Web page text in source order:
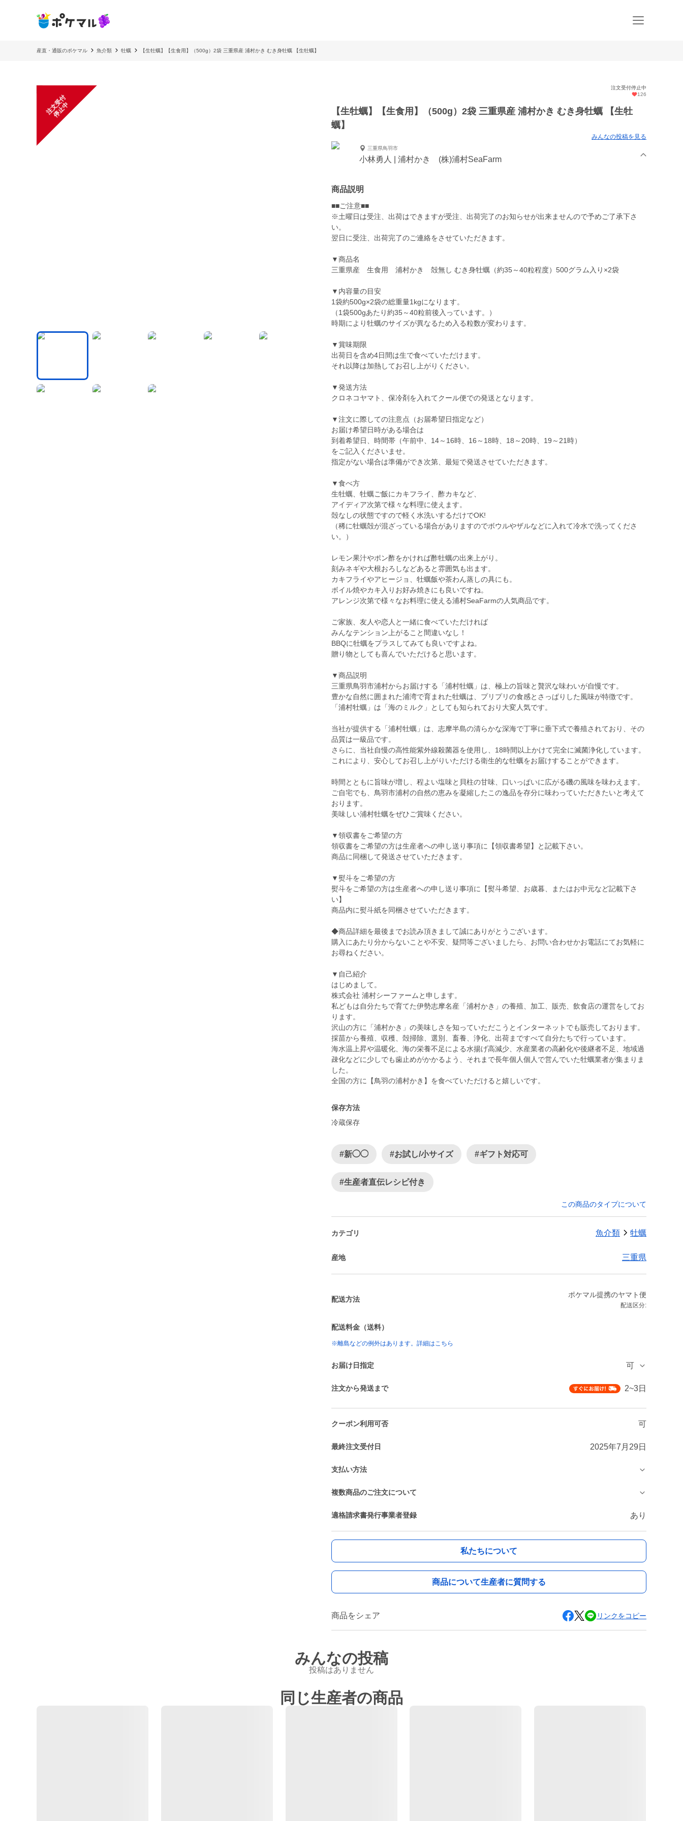
産直・通販のポケマル 魚介類 牡蠣 【生牡蠣】【生食用】（500g）2袋 三重県産 浦村かき むき身牡蠣 【生牡蠣】
注
文
受
付
停
止
中
注文受付停止中
126
【生牡蠣】【生食用】（500g）2袋 三重県産 浦村かき むき身牡蠣 【生牡
蠣】
みんなの投稿を見る
三重県鳥羽市
小林勇人 | 浦村かき (株)浦村SeaFarm
商品説明
■■ご注意■■
※土曜日は受注、出荷はできますが受注、出荷完了のお知らせが出来ませんので予めご了承下さ
い。
翌日に受注、出荷完了のご連絡をさせていただきます。
▼商品名
三重県産 生食用 浦村かき 殻無し むき身牡蠣（約35～40粒程度）500グラム入り×2袋
▼内容量の目安
1袋約500g×2袋の総重量1kgになります。
（1袋500gあたり約35～40粒前後入っています。）
時期により牡蠣のサイズが異なるため入る粒数が変わります。
▼賞味期限
出荷日を含め4日間は生で食べていただけます。
それ以降は加熱してお召し上がりください。
▼発送方法
クロネコヤマト、保冷剤を入れてクール便での発送となります。
▼注文に際しての注意点（お届希望日指定など）
お届け希望日時がある場合は
到着希望日、時間帯（午前中、14～16時、16～18時、18～20時、19～21時）
をご記入くださいませ。
指定がない場合は準備ができ次第、最短で発送させていただきます。
▼食べ方
生牡蠣、牡蠣ご飯にカキフライ、酢カキなど、
アイディア次第で様々な料理に使えます。
殻なしの状態ですので軽く水洗いするだけでOK!
（稀に牡蠣殻が混ざっている場合がありますのでボウルやザルなどに入れて冷水で洗ってくださ
い。）
レモン果汁やポン酢をかければ酢牡蠣の出来上がり。
刻みネギや大根おろしなどあると雰囲気も出ます。
カキフライやアヒージョ、牡蠣飯や茶わん蒸しの具にも。
ボイル焼やカキ入りお好み焼きにも良いですね。
アレンジ次第で様々なお料理に使える浦村SeaFarmの人気商品です。
ご家族、友人や恋人と一緒に食べていただければ
みんなテンション上がること間違いなし！
BBQに牡蠣をプラスしてみても良いですよね。
贈り物としても喜んでいただけると思います。
▼商品説明
三重県鳥羽市浦村からお届けする「浦村牡蠣」は、極上の旨味と贅沢な味わいが自慢です。
豊かな自然に囲まれた浦湾で育まれた牡蠣は、プリプリの食感とさっぱりした風味が特徴です。
「浦村牡蠣」は「海のミルク」としても知られており大変人気です。
当社が提供する「浦村牡蠣」は、志摩半島の清らかな深海で丁寧に垂下式で養殖されており、その
品質は一級品です。
さらに、当社自慢の高性能紫外線殺菌器を使用し、18時間以上かけて完全に滅菌浄化しています。
これにより、安心してお召し上がりいただける衛生的な牡蠣をお届けすることができます。
時間とともに旨味が増し、程よい塩味と貝柱の甘味、口いっぱいに広がる磯の風味を味わえます。
ご自宅でも、鳥羽市浦村の自然の恵みを凝縮したこの逸品を存分に味わっていただきたいと考えて
おります。
美味しい浦村牡蠣をぜひご賞味ください。
▼領収書をご希望の方
領収書をご希望の方は生産者への申し送り事項に【領収書希望】と記載下さい。
商品に同梱して発送させていただきます。
▼熨斗をご希望の方
熨斗をご希望の方は生産者への申し送り事項に【熨斗希望、お歳暮、またはお中元など記載下さ
い】
商品内に熨斗紙を同梱させていただきます。
◆商品詳細を最後までお読み頂きまして誠にありがとうございます。
購入にあたり分からないことや不安、疑問等ございましたら、お問い合わせかお電話にてお気軽に
お尋ねください。
▼自己紹介
はじめまして。
株式会社 浦村シーファームと申します。
私どもは自分たちで育てた伊勢志摩名産「浦村かき」の養殖、加工、販売、飲食店の運営をしてお
ります。
沢山の方に「浦村かき」の美味しさを知っていただこうとインターネットでも販売しております。
採苗から養殖、収穫、殻掃除、選別、畜養、浄化、出荷まですべて自分たちで行っています。
海水温上昇や温暖化、海の栄養不足による水揚げ高減少、水産業者の高齢化や後継者不足、地域過
疎化などに少しでも歯止めがかかるよう、それまで長年個人個人で営んでいた牡蠣業者が集まりま
した。
全国の方に【鳥羽の浦村かき】を食べていただけると嬉しいです。
保存方法
冷蔵保存
#新◯◯ #お試し/小サイズ #ギフト対応可
#生産者直伝レシピ付き
この商品のタイプについて
カテゴリ 魚介類 牡蠣
産地 三重県
配送方法
ポケマル提携のヤマト便
配送区分:
配送料金（送料）
※離島などの例外はあります。詳細はこちら
お届け日指定 可
注文から発送まで 2~3日
クーポン利用可否 可
最終注文受付日 2025年7月29日
支払い方法
複数商品のご注文について
適格請求書発行事業者登録 あり
私たちについて
商品について生産者に質問する
商品をシェア リンクをコピー
みんなの投稿
投稿はありません
同じ生産者の商品